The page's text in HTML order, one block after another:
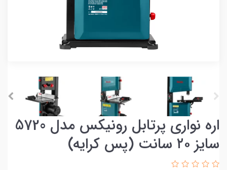
اره نواری پرتابل رونیکس مدل 5720
سایز ۲۰ سانت (پس کرایه)